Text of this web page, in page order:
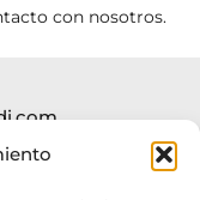
con nosotros.